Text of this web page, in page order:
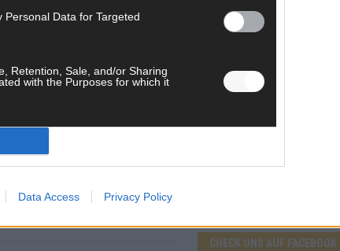
Data for Targeted
Retention, Sale, and/or Sharing
with the Purposes for which it
Data Access Privacy Policy
CHECK UNS AUF FACEBOOK